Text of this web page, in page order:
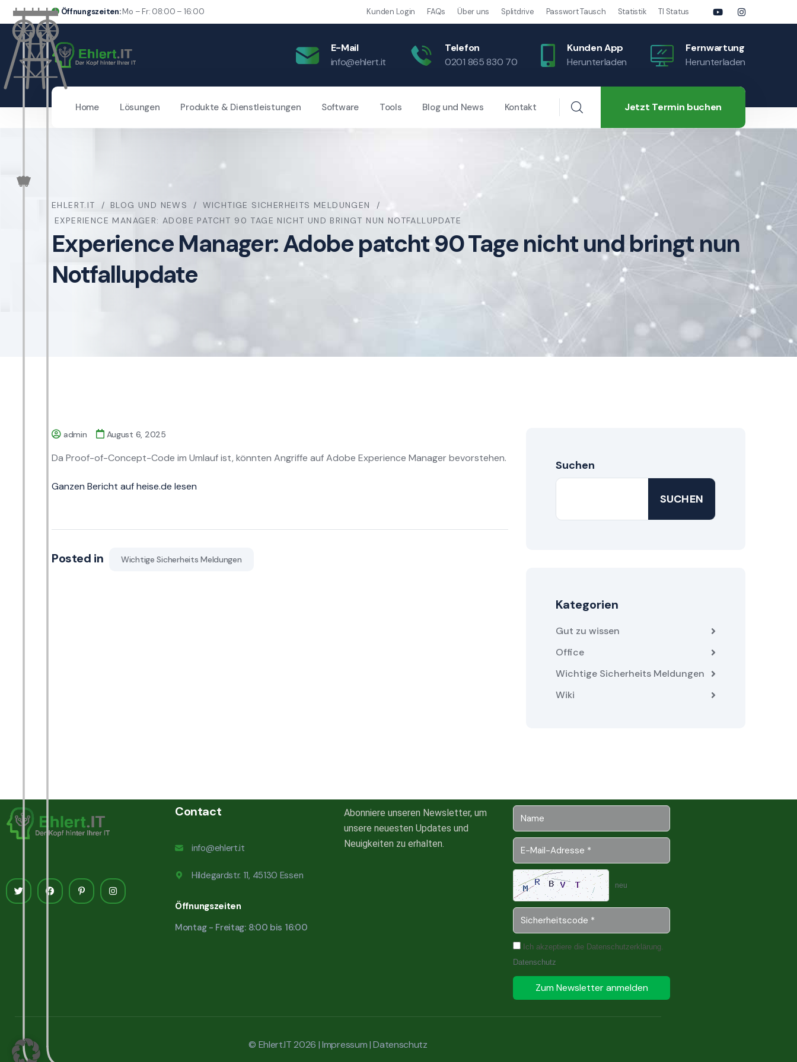
Öffnungszeiten:Mo – Fr: 08:00 – 16:00 Kunden Login FAQs Über uns Splitdrive Passwort Tausch Statistik TI Status
E-Mail
info@ehlert.it
Telefon
0201 865 830 70
Kunden App
Herunterladen
Fernwartung
Herunterladen
Home Lösungen Produkte & Dienstleistungen Software Tools Blog und News Kontakt Jetzt Termin buchen
EHLERT.IT BLOG UND NEWS
WICHTIGE SICHERHEITS MELDUNGEN
EXPERIENCE MANAGER: ADOBE PATCHT 90 TAGE NICHT UND BRINGT NUN NOTFALLUPDATE
Experience Manager: Adobe patcht 90 Tage nicht und bringt nun
Notfallupdate
admin August 6, 2025
Da Proof-of-Concept-Code im Umlauf ist, könnten Angriffe auf Adobe Experience Manager bevorstehen.
Ganzen Bericht auf heise.de lesen
Posted in Wichtige Sicherheits Meldungen
Suchen
SUCHEN
Kategorien
Gut zu wissen
Office
Wichtige Sicherheits Meldungen
Wiki
Contact
info@ehlert.it
Hildegardstr. 11, 45130 Essen
Öffnungszeiten
Montag - Freitag: 8:00 bis 16:00
Abonniere unseren Newsletter, um
unsere neuesten Updates und
Neuigkeiten zu erhalten.
neu
Ich akzeptiere die Datenschutzerklärung.
Datenschutz
Zum Newsletter anmelden
© Ehlert.IT 2026 |Impressum|Datenschutz